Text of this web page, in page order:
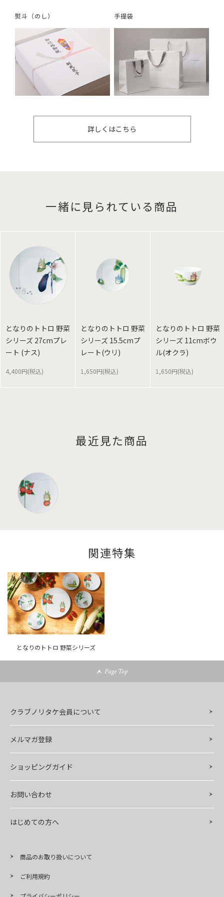
熨斗（のし） 手提袋
詳しくはこちら
一緒に見られている商品
となりのトトロ 野菜
シリーズ 27cmプレ
ート (ナス)
4,400円(税込)
となりのトトロ 野菜
シリーズ 15.5cmプ
レート(ウリ)
1,650円(税込)
となりのトトロ 野菜
シリーズ 11cmボウ
ル(オクラ)
1,650円(税込)
最近見た商品
関連特集
となりのトトロ 野菜シリーズ
Page Top
クラブノリタケ会員について
メルマガ登録
ショッピングガイド
お問い合わせ
はじめての方へ
商品のお取り扱いについて
ご利用規約